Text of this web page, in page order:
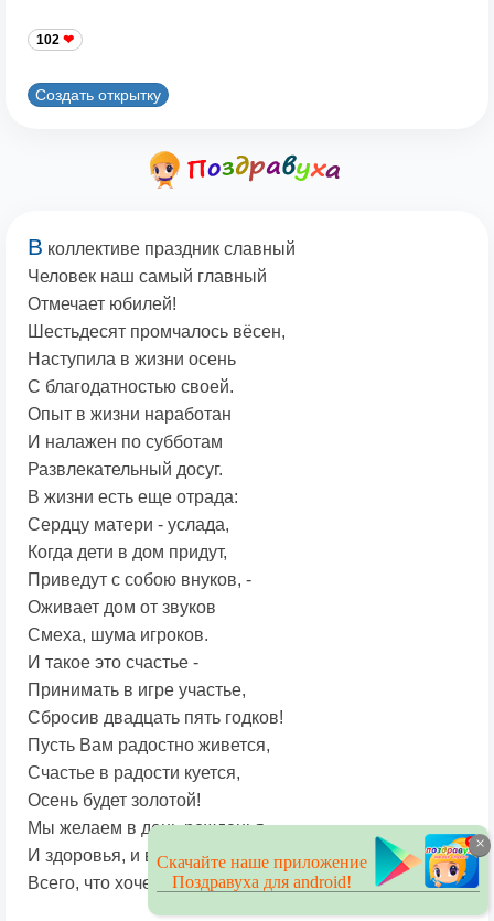
102
Создать открытку
В коллективе праздник славный
Человек наш самый главный
Отмечает юбилей!
Шестьдесят промчалось вёсен,
Наступила в жизни осень
С благодатностью своей.
Опыт в жизни наработан
И налажен по субботам
Развлекательный досуг.
В жизни есть еще отрада:
Сердцу матери - услада,
Когда дети в дом придут,
Приведут с собою внуков, -
Оживает дом от звуков
Смеха, шума игроков.
И такое это счастье -
Принимать в игре участье,
Сбросив двадцать пять годков!
Пусть Вам радостно живется,
Счастье в радости куется,
Осень будет золотой!
Мы желаем в день рожденья
И здоровья, и везенья -
Всего, что хочется самой!
×
Скачайте наше приложение
Поздравуха для android!